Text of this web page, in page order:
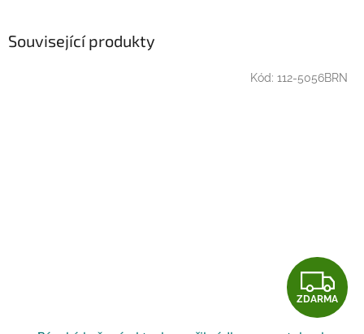
Související produkty
Z
D
ZDARMA
Kód: 112-5056BRN